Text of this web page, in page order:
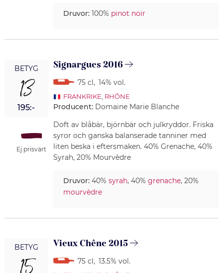
Druvor:100% pinot noir
BETYG
13
195:-
Ej prisvärt
Signargues 2016
75 cl, 14% vol.
FRANKRIKE RHÔNE
Producent: Domaine Marie Blanche
Doft av blåbär, björnbär och julkryddor. Friska
syror och ganska balanserade tanniner med
liten beska i eftersmaken. 40% Grenache, 40%
Syrah, 20% Mourvèdre
Druvor:40% syrah, 40% grenache, 20%
mourvèdre
BETYG Vieux Chêne 2015
75 cl, 13.5% vol.